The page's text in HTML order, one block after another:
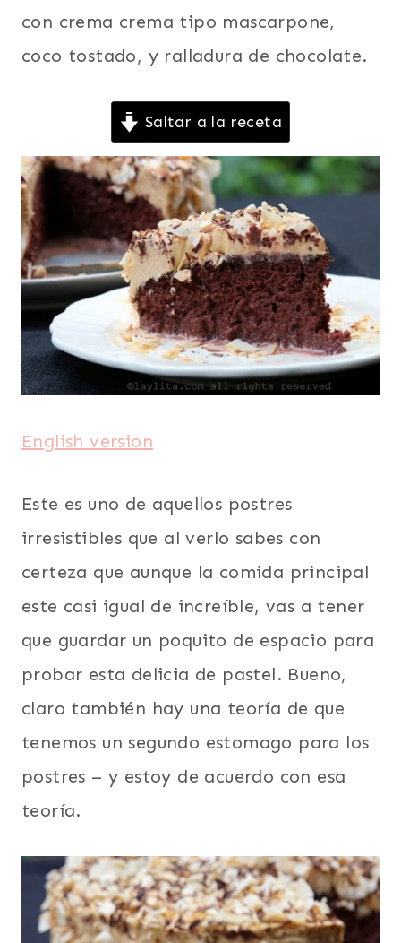
|
Y
RECETAS
PARA
EL
DÍA
DE
LA
MADRE
SUDAMERICA
TORTAS
Y
BIZCOCHOS
VEGETARIANA
con crema crema tipo mascarpone,
coco tostado, y ralladura de chocolate.
Saltar a la receta
English version
Este es uno de aquellos postres
irresistibles que al verlo sabes con
certeza que aunque la comida principal
este casi igual de increíble, vas a tener
que guardar un poquito de espacio para
probar esta delicia de pastel. Bueno,
claro también hay una teoría de que
tenemos un segundo estomago para los
postres – y estoy de acuerdo con esa
teoría.